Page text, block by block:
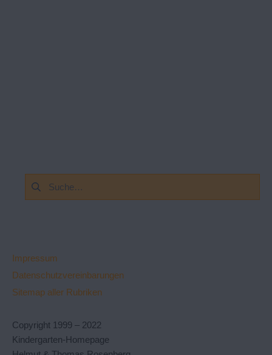
Suchen
nach:
Impressum
Datenschutzvereinbarungen
Sitemap aller Rubriken
Copyright 1999 – 2022
Kindergarten-Homepage